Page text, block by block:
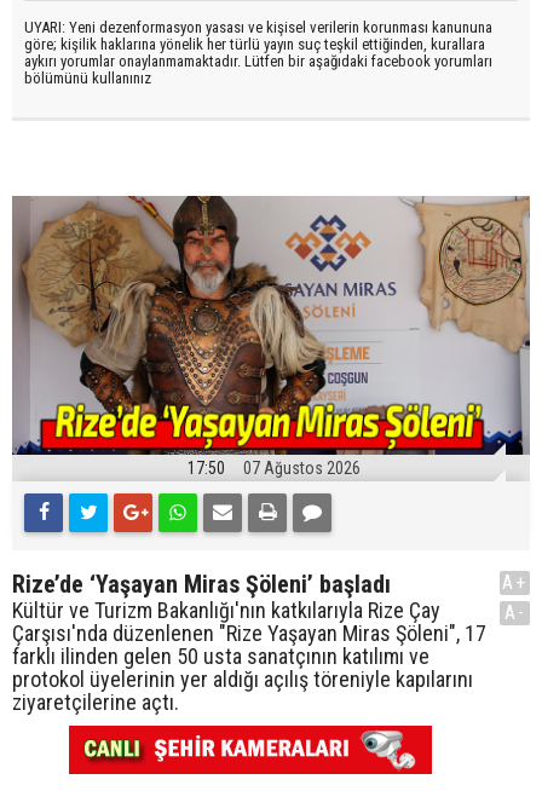
UYARI: Yeni dezenformasyon yasası ve kişisel verilerin korunması kanununa
göre; kişilik haklarına yönelik her türlü yayın suç teşkil ettiğinden, kurallara
aykırı yorumlar onaylanmamaktadır. Lütfen bir aşağıdaki facebook yorumları
bölümünü kullanınız
17:50 07 Ağustos 2026
Rize’de ‘Yaşayan Miras Şöleni’ başladı
Kültür ve Turizm Bakanlığı'nın katkılarıyla Rize Çay
Çarşısı'nda düzenlenen "Rize Yaşayan Miras Şöleni", 17
farklı ilinden gelen 50 usta sanatçının katılımı ve
protokol üyelerinin yer aldığı açılış töreniyle kapılarını
ziyaretçilerine açtı.
A+
A-